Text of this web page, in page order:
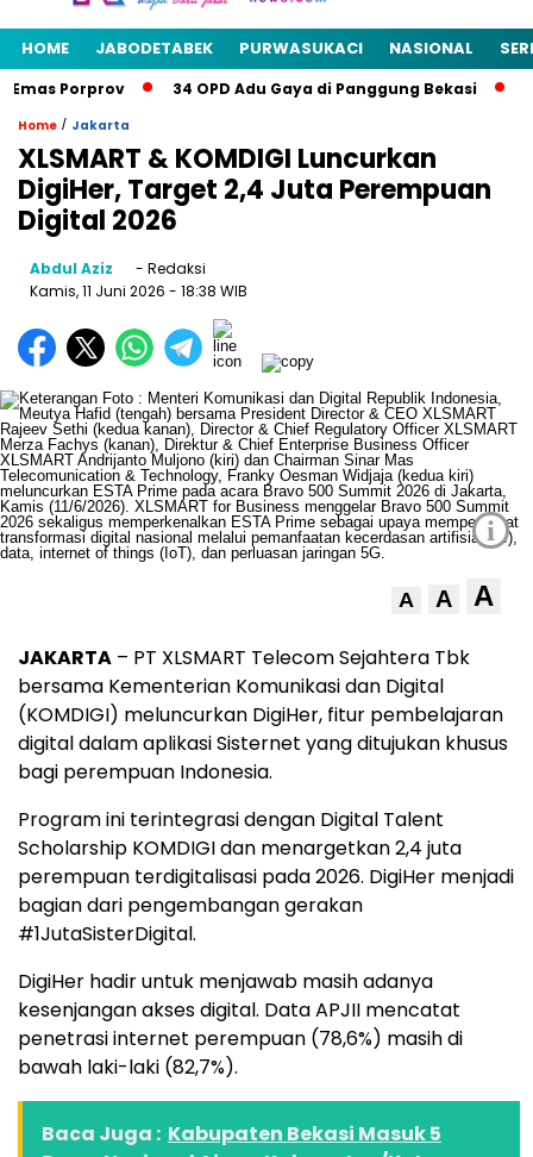
HOME JABODETABEK PURWASUKACI NASIONAL
Porprov 34 OPD Adu Gaya di Panggung Bekasi
Home / Jakarta
XLSMART & KOMDIGI Luncurkan
DigiHer, Target 2,4 Juta Perempuan
Digital 2026
Abdul Aziz
- Redaksi
Kamis, 11 Juni 2026 - 18:38 WIB
i
A A A
JAKARTA – PT XLSMART Telecom Sejahtera Tbk
bersama Kementerian Komunikasi dan Digital
(KOMDIGI) meluncurkan DigiHer, fitur pembelajaran
digital dalam aplikasi Sisternet yang ditujukan khusus
bagi perempuan Indonesia.
Program ini terintegrasi dengan Digital Talent
Scholarship KOMDIGI dan menargetkan 2,4 juta
perempuan terdigitalisasi pada 2026. DigiHer menjadi
bagian dari pengembangan gerakan
#1JutaSisterDigital.
DigiHer hadir untuk menjawab masih adanya
kesenjangan akses digital. Data APJII mencatat
penetrasi internet perempuan (78,6%) masih di
bawah laki-laki (82,7%).
Baca Juga : Kabupaten Bekasi Masuk 5